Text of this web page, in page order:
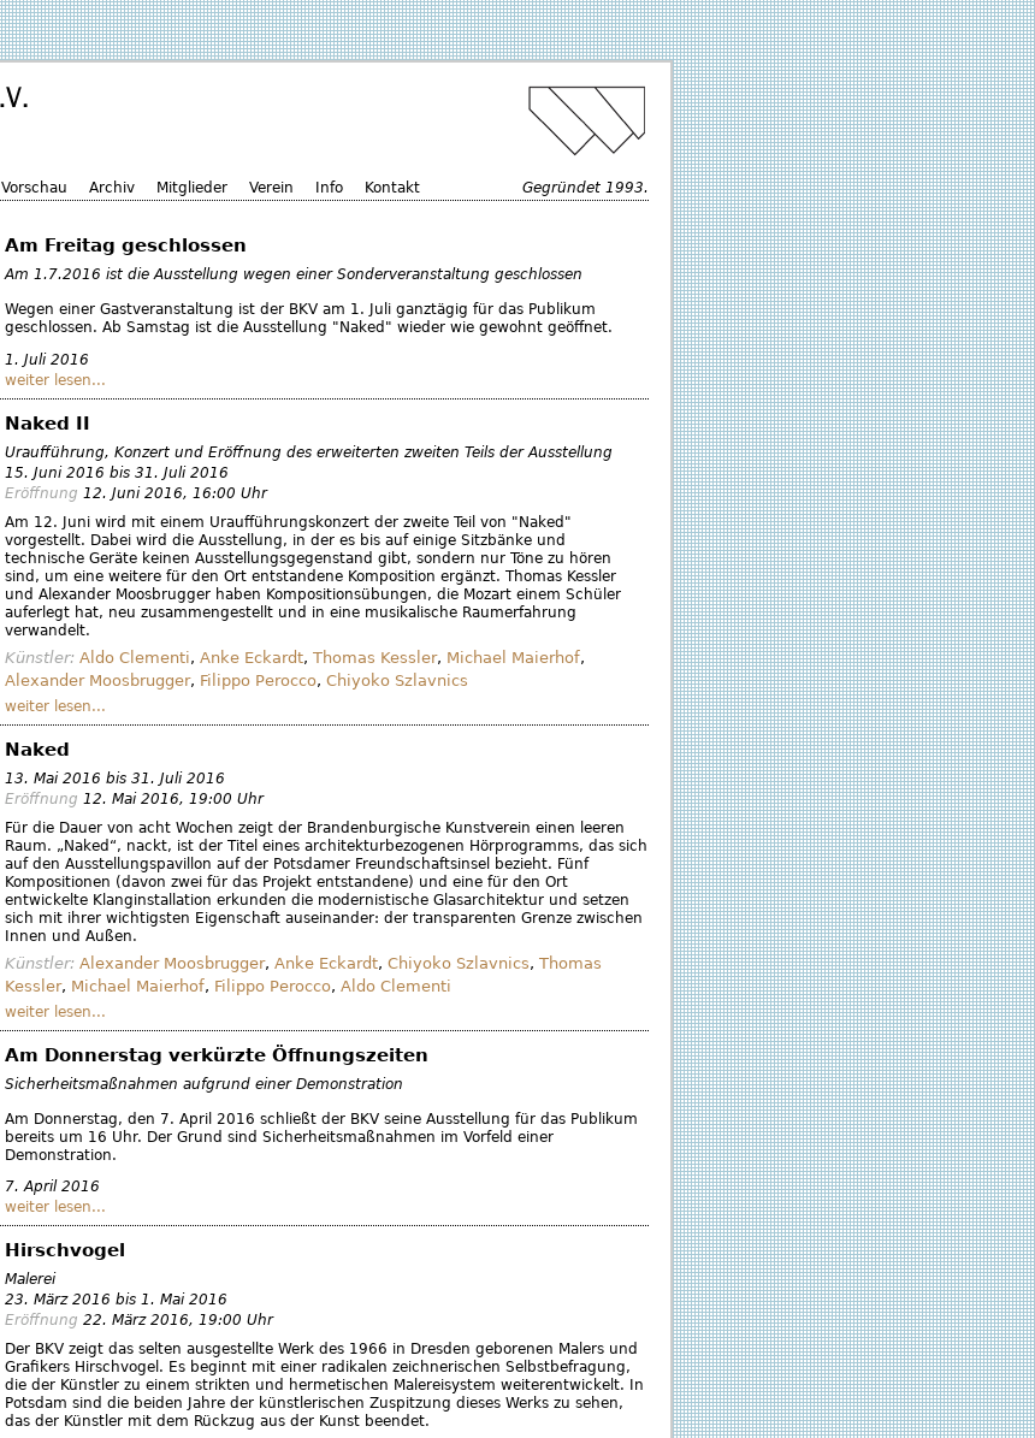
Vorschau Archiv Mitglieder Verein Info Kontakt Gegründet 1993.
Am Freitag geschlossen
Am 1.7.2016 ist die Ausstellung wegen einer Sonderveranstaltung geschlossen
Wegen einer Gastveranstaltung ist der BKV am 1. Juli ganztägig für das Publikum
geschlossen. Ab Samstag ist die Ausstellung "Naked" wieder wie gewohnt geöffnet.
1. Juli 2016
weiter lesen...
Naked II
Uraufführung, Konzert und Eröffnung des erweiterten zweiten Teils der Ausstellung
15. Juni 2016 bis 31. Juli 2016
Eröffnung 12. Juni 2016, 16:00 Uhr
Am 12. Juni wird mit einem Uraufführungskonzert der zweite Teil von "Naked"
vorgestellt. Dabei wird die Ausstellung, in der es bis auf einige Sitzbänke und
technische Geräte keinen Ausstellungsgegenstand gibt, sondern nur Töne zu hören
sind, um eine weitere für den Ort entstandene Komposition ergänzt. Thomas Kessler
und Alexander Moosbrugger haben Kompositionsübungen, die Mozart einem Schüler
auferlegt hat, neu zusammengestellt und in eine musikalische Raumerfahrung
verwandelt.
Künstler: Aldo Clementi, Anke Eckardt, Thomas Kessler, Michael Maierhof,
Alexander Moosbrugger, Filippo Perocco, Chiyoko Szlavnics
weiter lesen...
Naked
13. Mai 2016 bis 31. Juli 2016
Eröffnung 12. Mai 2016, 19:00 Uhr
Für die Dauer von acht Wochen zeigt der Brandenburgische Kunstverein einen leeren
Raum. „Naked“, nackt, ist der Titel eines architekturbezogenen Hörprogramms, das sich
auf den Ausstellungspavillon auf der Potsdamer Freundschaftsinsel bezieht. Fünf
Kompositionen (davon zwei für das Projekt entstandene) und eine für den Ort
entwickelte Klanginstallation erkunden die modernistische Glasarchitektur und setzen
sich mit ihrer wichtigsten Eigenschaft auseinander: der transparenten Grenze zwischen
Innen und Außen.
Künstler: Alexander Moosbrugger, Anke Eckardt, Chiyoko Szlavnics, Thomas
Kessler, Michael Maierhof, Filippo Perocco, Aldo Clementi
weiter lesen...
Am Donnerstag verkürzte Öffnungszeiten
Sicherheitsmaßnahmen aufgrund einer Demonstration
Am Donnerstag, den 7. April 2016 schließt der BKV seine Ausstellung für das Publikum
bereits um 16 Uhr. Der Grund sind Sicherheitsmaßnahmen im Vorfeld einer
Demonstration.
7. April 2016
weiter lesen...
Hirschvogel
Malerei
23. März 2016 bis 1. Mai 2016
Eröffnung 22. März 2016, 19:00 Uhr
Der BKV zeigt das selten ausgestellte Werk des 1966 in Dresden geborenen Malers und
Grafikers Hirschvogel. Es beginnt mit einer radikalen zeichnerischen Selbstbefragung,
die der Künstler zu einem strikten und hermetischen Malereisystem weiterentwickelt. In
Potsdam sind die beiden Jahre der künstlerischen Zuspitzung dieses Werks zu sehen,
das der Künstler mit dem Rückzug aus der Kunst beendet.